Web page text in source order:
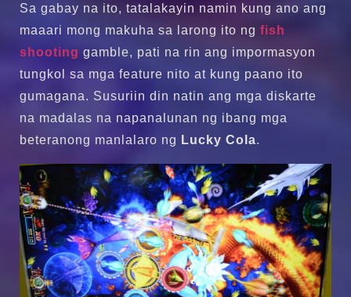
Sa gabay na ito, tatalakayin namin kung ano ang
maaari mong makuha sa larong ito ng fish
shooting gamble, pati na rin ang impormasyon
tungkol sa mga feature nito at kung paano ito
gumagana. Susuriin din natin ang mga diskarte
na madalas na napanalunan ng ibang mga
beteranong manlalaro ng Lucky Cola.